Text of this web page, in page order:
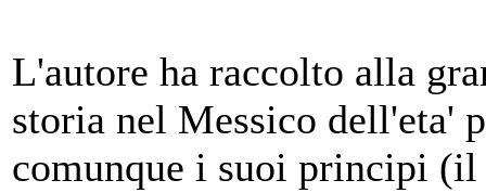
L'autore ha raccolto alla
storia nel Messico dell'eta'
comunque i suoi principi